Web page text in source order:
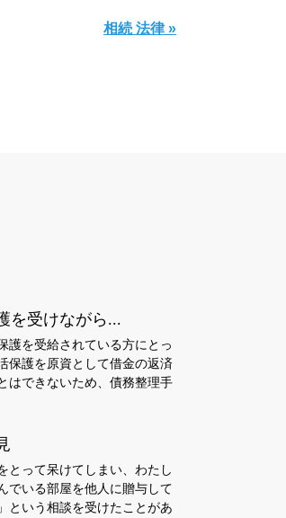
相続 法律 »
を受けながら...
護を受給されている方にとっ
保護を原資として借金の返済
はできないため、債務整理手
とって呆けてしまい、わたし
でいる部屋を他人に贈与して
という相談を受けたことがあ